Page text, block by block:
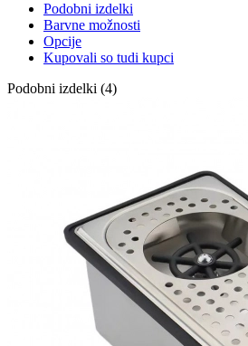
Podobni izdelki
Barvne možnosti
Opcije
Kupovali so tudi kupci
Podobni izdelki (4)